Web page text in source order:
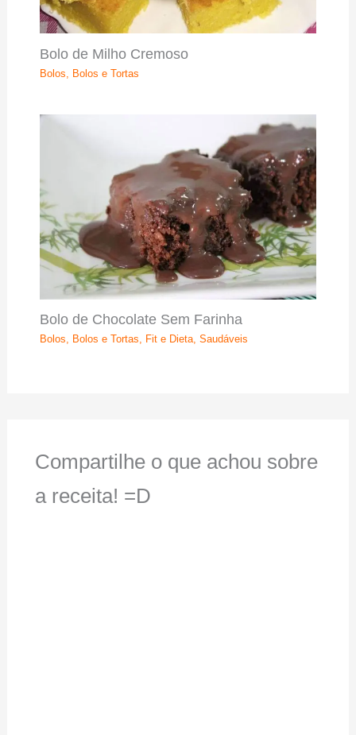
Bolo de Milho Cremoso
Bolos, Bolos e Tortas
Bolo de Chocolate Sem Farinha
Bolos, Bolos e Tortas, Fit e Dieta, Saudáveis
Compartilhe o que achou sobre
a receita! =D